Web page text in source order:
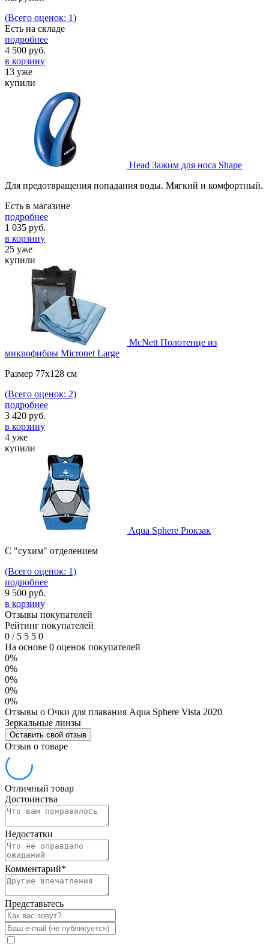
(Всего оценок: 1)
Есть на складе
подробнее
4 500 руб.
в корзину
13 уже
купили
Head Зажим для носа Shape
Для предотвращения попадания воды. Мягкий и комфортный.
Есть в магазине
подробнее
1 035 руб.
в корзину
25 уже
купили
McNett Полотенце из
микрофибры Micronet Large
Размер 77х128 см
(Всего оценок: 2)
подробнее
3 420 руб.
в корзину
4 уже
купили
Aqua Sphere Рюкзак
C "сухим" отделением
(Всего оценок: 1)
подробнее
9 500 руб.
в корзину
Отзывы покупателей
Рейтинг покупателей
0 /5 5 5 0
На основе 0 оценок покупателей
0%
0%
0%
0%
0%
Отзывы о Очки для плавания Aqua Sphere Vista 2020
Зеркальные линзы
Оставить свой отзыв
Отзыв о товаре
Отличный товар
Достоинства
Недостатки
Комментарий*
Представьтесь